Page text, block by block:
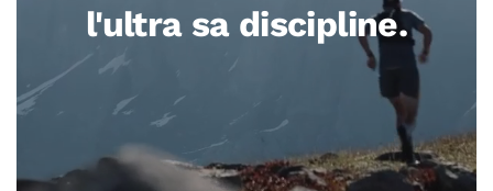
l'ultra sa discipline.